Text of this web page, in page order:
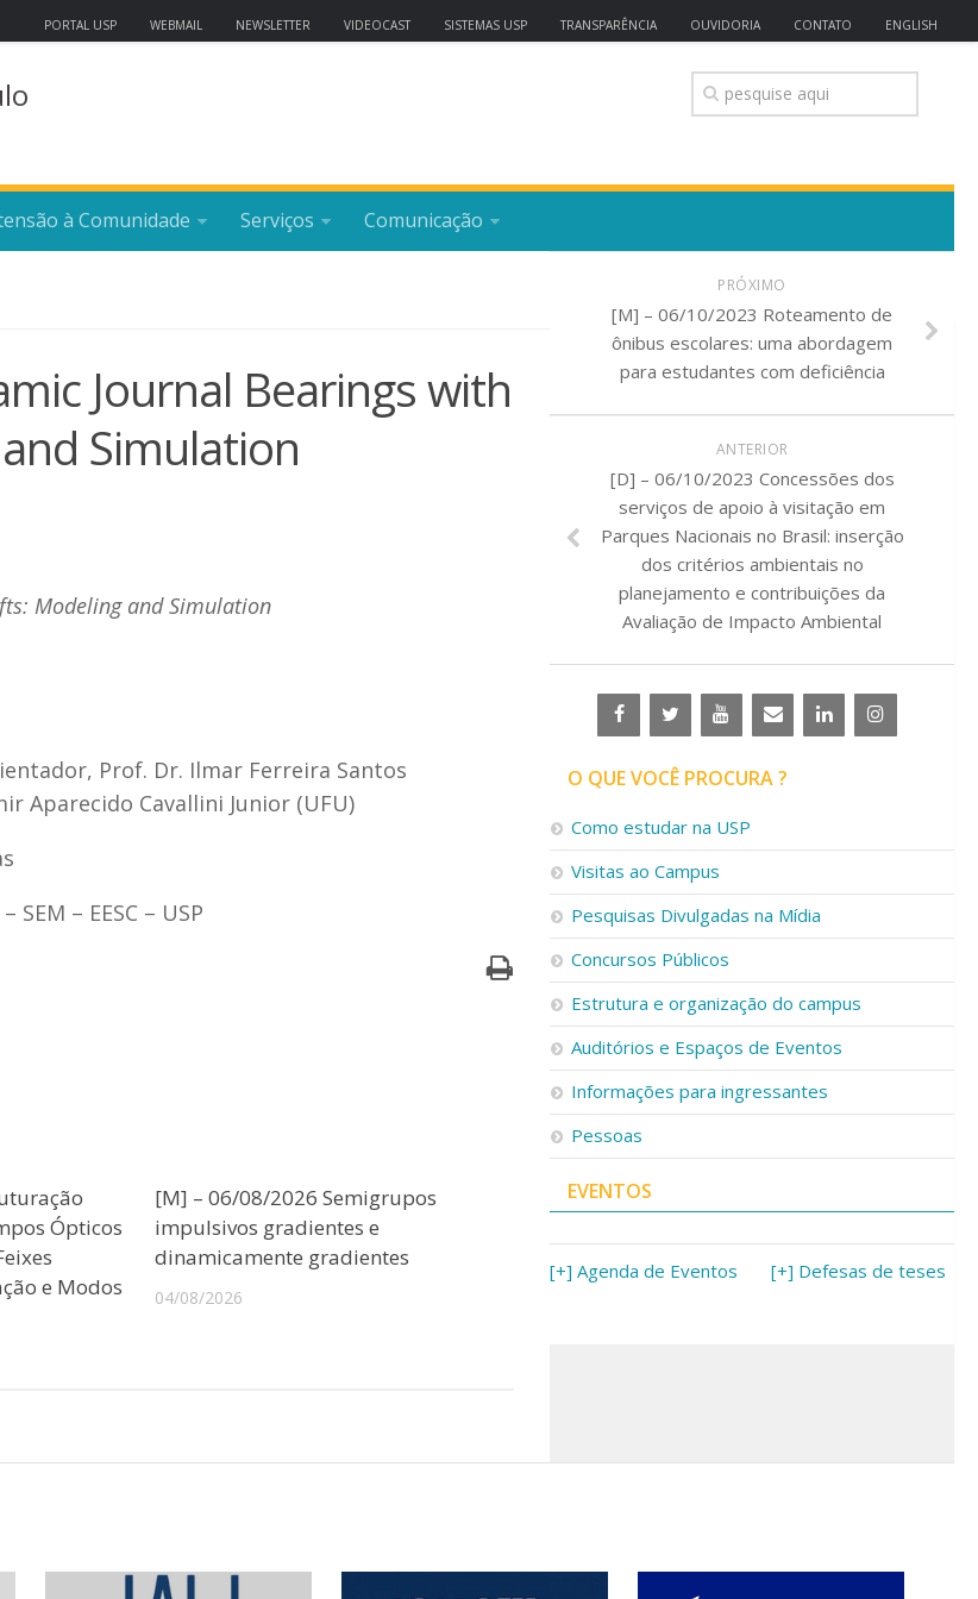
PORTAL USP WEBMAIL NEWSLETTER VIDEOCAST SISTEMAS USP TRANSPARÊNCIA OUVIDORIA CONTATO ENGLISH
à Comunidade Serviços Comunicação
Journal Bearings with
Simulation
Modeling and Simulation
Prof. Dr. Ilmar Ferreira Santos
Aparecido Cavallini Junior (UFU)
– EESC – USP
Ópticos
e Modos
[M] – 06/08/2026 Semigrupos
impulsivos gradientes e
dinamicamente gradientes
04/08/2026
PRÓXIMO
[M] – 06/10/2023 Roteamento de
ônibus escolares: uma abordagem
para estudantes com deficiência
ANTERIOR
[D] – 06/10/2023 Concessões dos
serviços de apoio à visitação em
Parques Nacionais no Brasil: inserção
dos critérios ambientais no
planejamento e contribuições da
Avaliação de Impacto Ambiental
O QUE VOCÊ PROCURA ?
Como estudar na USP
Visitas ao Campus
Pesquisas Divulgadas na Mídia
Concursos Públicos
Estrutura e organização do campus
Auditórios e Espaços de Eventos
Informações para ingressantes
Pessoas
EVENTOS
[+] Agenda de Eventos [+] Defesas de teses